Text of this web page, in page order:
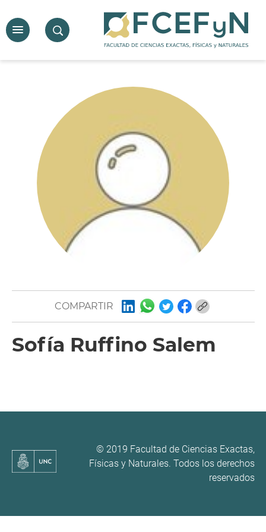
COMPARTIR
Sofía Ruffino Salem
© 2019 Facultad de Ciencias Exactas,
Físicas y Naturales. Todos los derechos
reservados